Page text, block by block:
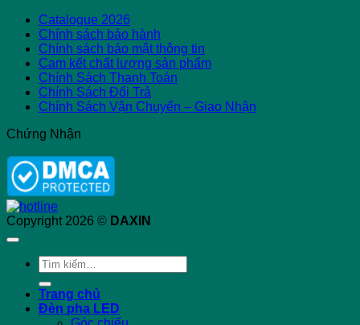
Catalogue 2026
Chính sách bảo hành
Chính sách bảo mật thông tin
Cam kết chất lượng sản phẩm
Chính Sách Thanh Toán
Chính Sách Đổi Trả
Chính Sách Vận Chuyển – Giao Nhận
Chứng Nhận
Copyright 2026 © DAXIN
Tìm
kiếm:
Trang chủ
Đèn pha LED